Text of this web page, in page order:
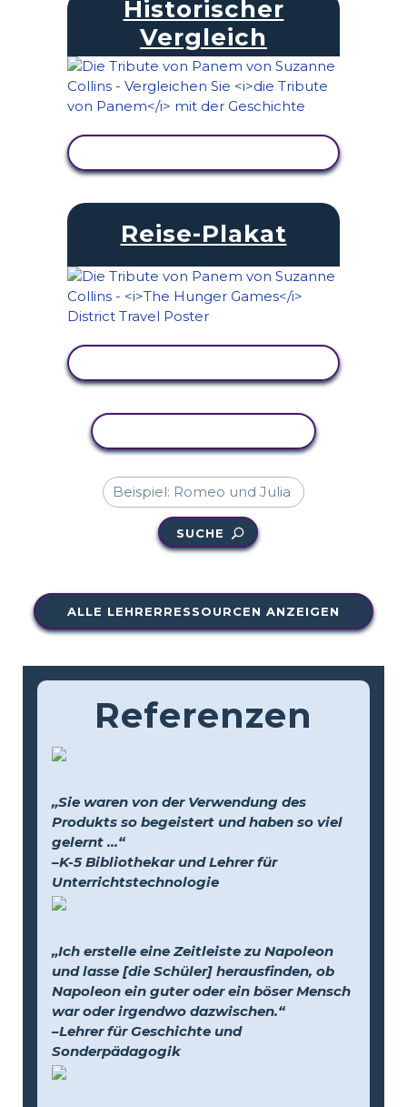
Historischer
Vergleich
Reise-Plakat
SUCHE
ALLE LEHRERRESSOURCEN ANZEIGEN
Referenzen
„Sie waren von der Verwendung des
Produkts so begeistert und haben so viel
gelernt …“
–K-5 Bibliothekar und Lehrer für
Unterrichtstechnologie
„Ich erstelle eine Zeitleiste zu Napoleon
und lasse [die Schüler] herausfinden, ob
Napoleon ein guter oder ein böser Mensch
war oder irgendwo dazwischen.“
–Lehrer für Geschichte und
Sonderpädagogik